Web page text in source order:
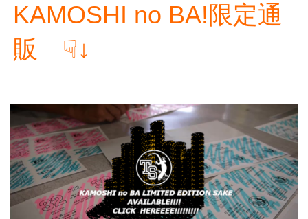
KAMOSHI no BA!限定通
販 ☟↓